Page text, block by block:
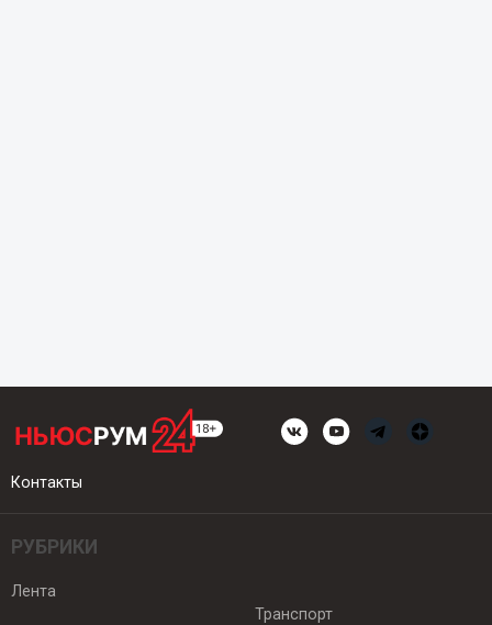
Контакты
РУБРИКИ
Лента
Транспорт